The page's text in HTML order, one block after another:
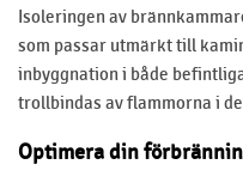
Isoleringen av
som passar utmärkt till
inbyggnation i både
trollbindas av flammorna i
Optimera din